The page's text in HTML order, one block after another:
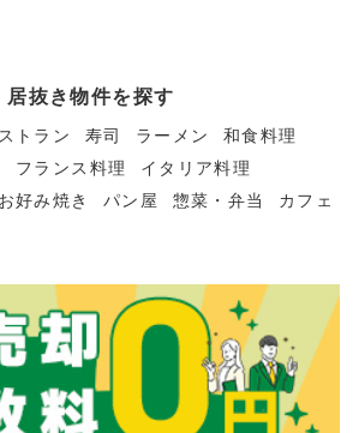
抜き物件を探す
トラン 寿司 ラーメン
和食料理
フランス料理
イタリア料理
お好み焼き パン屋 惣菜・弁当
カフェ